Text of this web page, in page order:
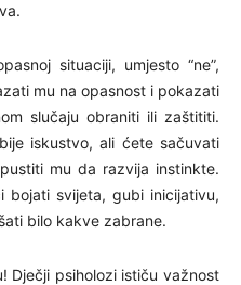
situaciji, umjesto “ne”,
mu na opasnost i pokazati
slučaju obraniti ili zaštititi.
iskustvo, ali ćete sačuvati
mu da razvija instinkte.
bojati svijeta, gubi inicijativu,
bilo kakve zabrane.
Dječji psiholozi ističu važnost